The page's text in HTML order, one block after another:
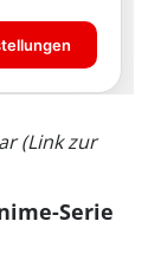
(Link zur
Serie